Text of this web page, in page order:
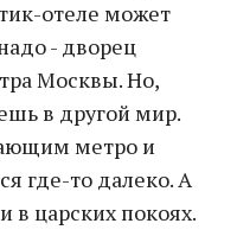
отеле может
- дворец
Москвы. Но,
в другой мир.
метро и
где-то далеко. А
в царских покоях.